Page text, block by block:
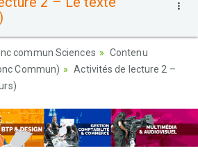
commun Sciences
Contenu
Commun)
Activités de lecture 2 –